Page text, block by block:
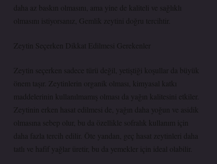
daha az baskın olmasını, ama yine de kaliteli ve sağlıklı
olmasını istiyorsanız, Gemlik zeytini doğru tercihtir.
Zeytin Seçerken Dikkat Edilmesi Gerekenler
Zeytin seçerken sadece türü değil, yetiştiği koşullar da büyük
önem taşır. Zeytinlerin organik olması, kimyasal katkı
maddelerinin kullanılmamış olması da yağın kalitesini etkiler.
Zeytinin erken hasat edilmesi de, yağın daha yoğun ve asidik
olmasına sebep olur, bu da özellikle sofralık kullanım için
daha fazla tercih edilir. Öte yandan, geç hasat zeytinleri daha
tatlı ve hafif yağlar üretir, bu da yemekler için ideal olabilir.